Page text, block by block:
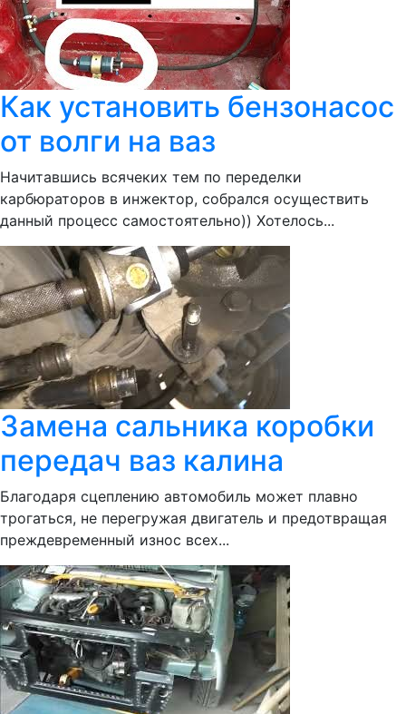
Как установить бензонасос
от волги на ваз
Начитавшись всячеких тем по переделки
карбюраторов в инжектор, собрался осуществить
данный процесс самостоятельно)) Хотелось...
Замена сальника коробки
передач ваз калина
Благодаря сцеплению автомобиль может плавно
трогаться, не перегружая двигатель и предотвращая
преждевременный износ всех...